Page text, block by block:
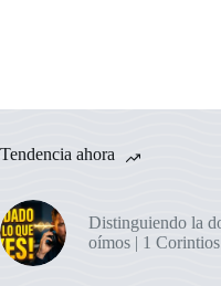
Tendencia ahora
Distinguiendo la
oímos | 1